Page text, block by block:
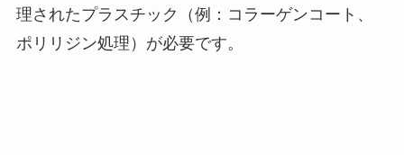
理されたプラスチック（例：コラーゲンコート、
ポリリジン処理）が必要です。